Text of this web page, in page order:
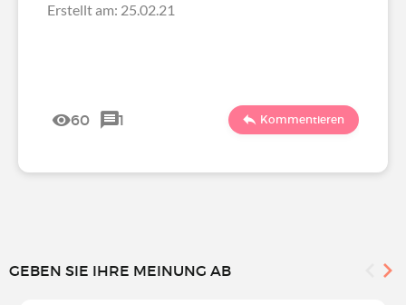
Erstellt am: 25.02.21
60 1 Kommentieren
GEBEN SIE IHRE MEINUNG AB